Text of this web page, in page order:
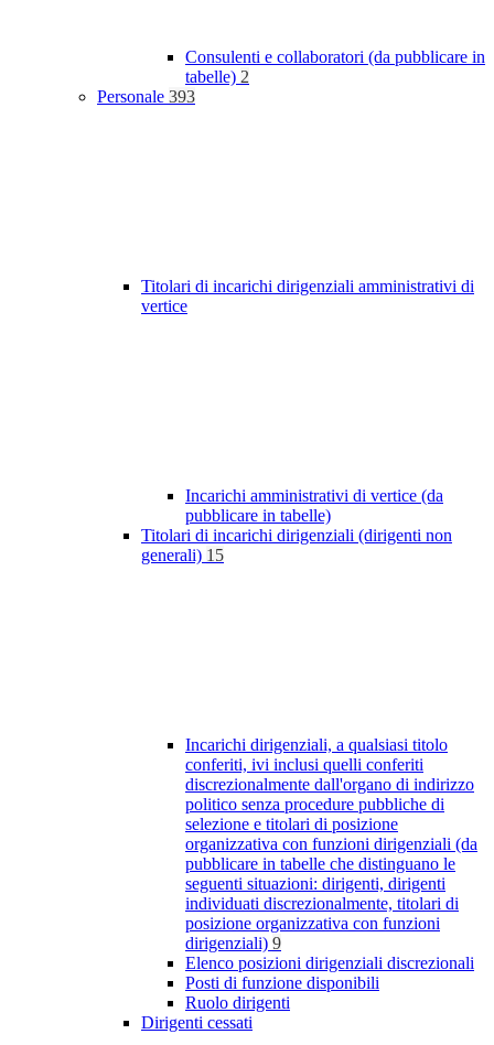
Consulenti e collaboratori (da pubblicare in
tabelle) 2
Personale 393
Titolari di incarichi dirigenziali amministrativi di
vertice
Incarichi amministrativi di vertice (da
pubblicare in tabelle)
Titolari di incarichi dirigenziali (dirigenti non
generali) 15
Incarichi dirigenziali, a qualsiasi titolo
conferiti, ivi inclusi quelli conferiti
discrezionalmente dall'organo di indirizzo
politico senza procedure pubbliche di
selezione e titolari di posizione
organizzativa con funzioni dirigenziali (da
pubblicare in tabelle che distinguano le
seguenti situazioni: dirigenti, dirigenti
individuati discrezionalmente, titolari di
posizione organizzativa con funzioni
dirigenziali) 9
Elenco posizioni dirigenziali discrezionali
Posti di funzione disponibili
Ruolo dirigenti
Dirigenti cessati